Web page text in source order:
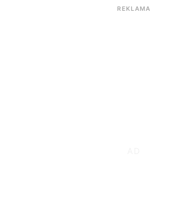
REKLAMA